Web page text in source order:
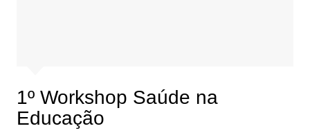
1º Workshop Saúde na
Educação